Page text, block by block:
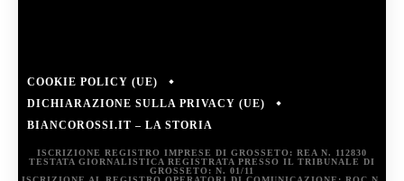
COOKIE POLICY (UE)
DICHIARAZIONE SULLA PRIVACY (UE)
BIANCOROSSI.IT – LA STORIA
ISCRIZIONE REGISTRO IMPRESE DI GROSSETO: REA N. 112830
TESTATA GIORNALISTICA REGISTRATA PRESSO IL TRIBUNALE DI
GROSSETO: N. 01/11